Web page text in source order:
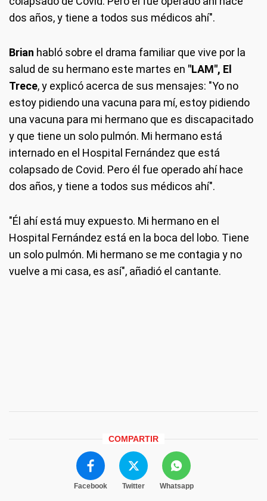
dos años, y tiene a todos sus médicos ahí".
Brian habló sobre el drama familiar que vive por la
salud de su hermano este martes en "LAM", El
Trece, y explicó acerca de sus mensajes: "Yo no
estoy pidiendo una vacuna para mí, estoy pidiendo
una vacuna para mi hermano que es discapacitado
y que tiene un solo pulmón. Mi hermano está
internado en el Hospital Fernández que está
colapsado de Covid. Pero él fue operado ahí hace
dos años, y tiene a todos sus médicos ahí".
"Él ahí está muy expuesto. Mi hermano en el
Hospital Fernández está en la boca del lobo. Tiene
un solo pulmón. Mi hermano se me contagia y no
vuelve a mi casa, es así", añadió el cantante.
COMPARTIR
Facebook Twitter Whatsapp